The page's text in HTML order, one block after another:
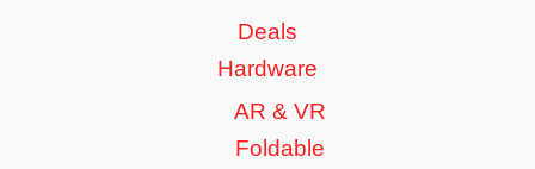
Deals
Hardware
AR & VR
Foldable